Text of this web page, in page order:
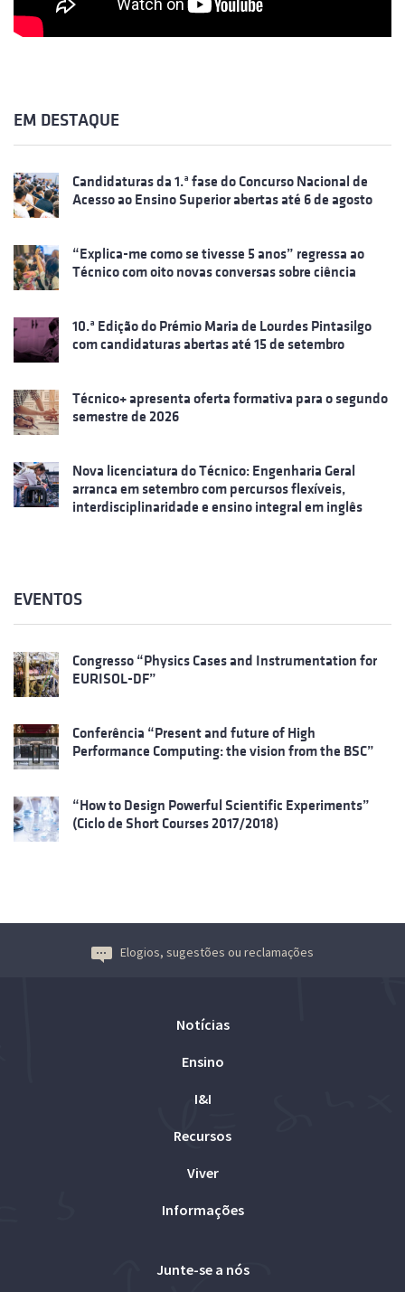
EM DESTAQUE
Candidaturas da 1.ª fase do Concurso Nacional de
Acesso ao Ensino Superior abertas até 6 de agosto
“Explica-me como se tivesse 5 anos” regressa ao
Técnico com oito novas conversas sobre ciência
10.ª Edição do Prémio Maria de Lourdes Pintasilgo
com candidaturas abertas até 15 de setembro
Técnico+ apresenta oferta formativa para o segundo
semestre de 2026
Nova licenciatura do Técnico: Engenharia Geral
arranca em setembro com percursos flexíveis,
interdisciplinaridade e ensino integral em inglês
EVENTOS
Congresso “Physics Cases and Instrumentation for
EURISOL-DF”
Conferência “Present and future of High
Performance Computing: the vision from the BSC”
“How to Design Powerful Scientific Experiments”
(Ciclo de Short Courses 2017/2018)
Elogios, sugestões ou reclamações
Notícias
Ensino
I&I
Recursos
Viver
Informações
Junte-se a nós